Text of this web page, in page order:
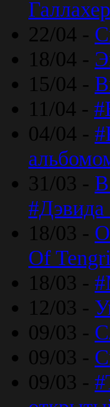
22/04 -
18/04 -
15/04 -
11/04 -
04/04 -
31/03 - В
18/03 -
Of
18/03 -
12/03 -
09/03 -
09/03 -
09/03 -